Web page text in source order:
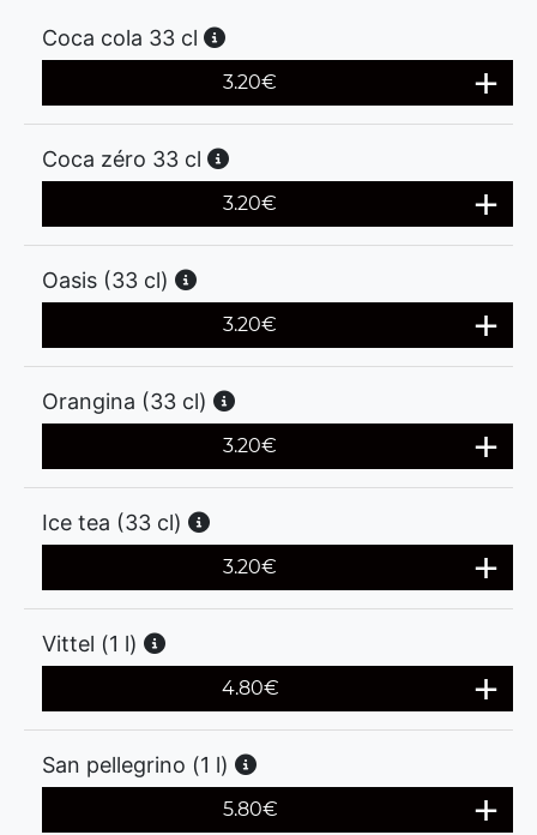
Coca cola 33 cl
3.20€
Coca zéro 33 cl
3.20€
Oasis (33 cl)
3.20€
Orangina (33 cl)
3.20€
Ice tea (33 cl)
3.20€
Vittel (1 l)
4.80€
San pellegrino (1 l)
5.80€